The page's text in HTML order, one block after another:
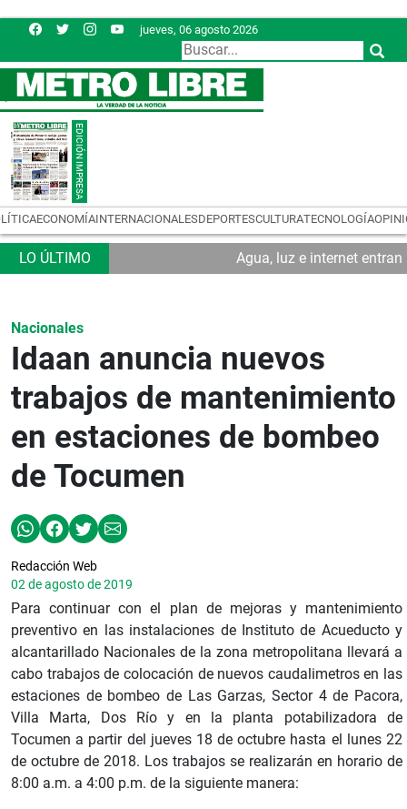
jueves, 06 agosto 2026
ECONOMÍAINTERNACIONALESDEPORTESCULTURATECNOLOGÍA
Agua, luz e internet
Nacionales
Idaan anuncia nuevos
trabajos de mantenimiento
en estaciones de bombeo
de Tocumen
Redacción Web
02 de agosto de 2019
Para continuar con el plan de mejoras y mantenimiento
preventivo en las instalaciones de Instituto de Acueducto y
alcantarillado Nacionales de la zona metropolitana llevará a
cabo trabajos de colocación de nuevos caudalimetros en las
estaciones de bombeo de Las Garzas, Sector 4 de Pacora,
Villa Marta, Dos Río y en la planta potabilizadora de
Tocumen a partir del jueves 18 de octubre hasta el lunes 22
de octubre de 2018. Los trabajos se realizarán en horario de
8:00 a.m. a 4:00 p.m. de la siguiente manera: